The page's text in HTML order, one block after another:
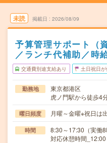
未読 掲載日 2026/08/09
予算管理サポート（
／ランチ代補助／時
交通費別途支給あり 土日祝日が
勤務地
東京都港区
虎ノ門駅から徒歩4
曜日頻度 月曜～金曜※祝日は
時間
8:30～17:30（実働
対応休憩時間